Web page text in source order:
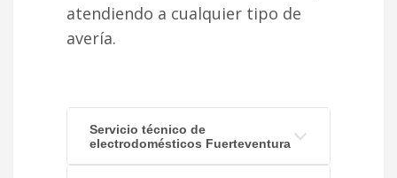
atendiendo a cualquier tipo de
avería.
Servicio técnico de
electrodomésticos Fuerteventura